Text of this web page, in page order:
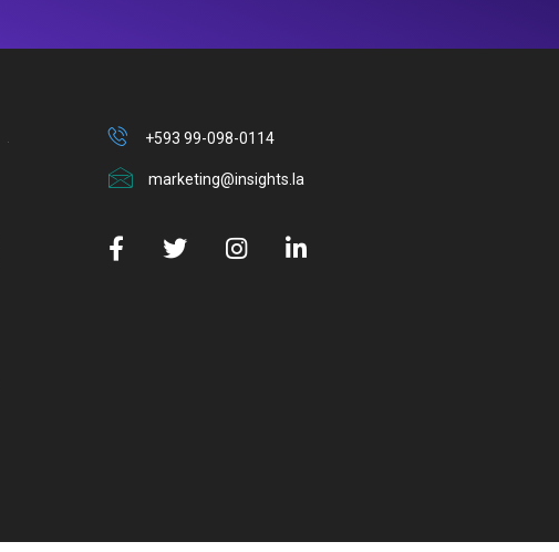
+593 99-098-0114
marketing@insights.la